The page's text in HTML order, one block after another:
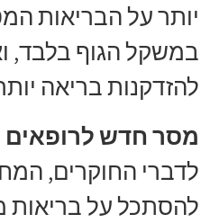
יותר על הבריאות
במשקל הגוף בלבד,
להזדקנות בריאה
מסר חדש לרופאים
לדברי החוקרים,
להסתכל על בריאות